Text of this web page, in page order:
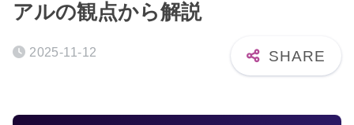
アルの観点から解説
2025-11-12